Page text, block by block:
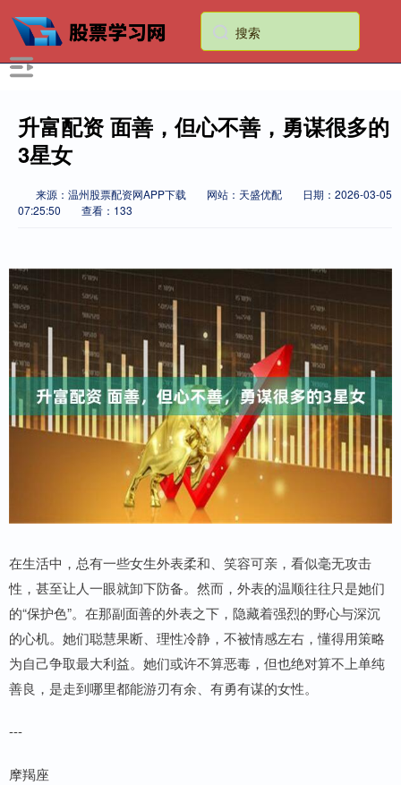
升富配资 面善，但心不善，勇谋很多的
3星女
来源：温州股票配资网APP下载 网站：天盛优配
日期：2026-03-05
07:25:50
查看：133
在生活中，总有一些女生外表柔和、笑容可亲，看似毫无攻击
性，甚至让人一眼就卸下防备。然而，外表的温顺往往只是她们
的“保护色”。在那副面善的外表之下，隐藏着强烈的野心与深沉
的心机。她们聪慧果断、理性冷静，不被情感左右，懂得用策略
为自己争取最大利益。她们或许不算恶毒，但也绝对算不上单纯
善良，是走到哪里都能游刃有余、有勇有谋的女性。
---
摩羯座